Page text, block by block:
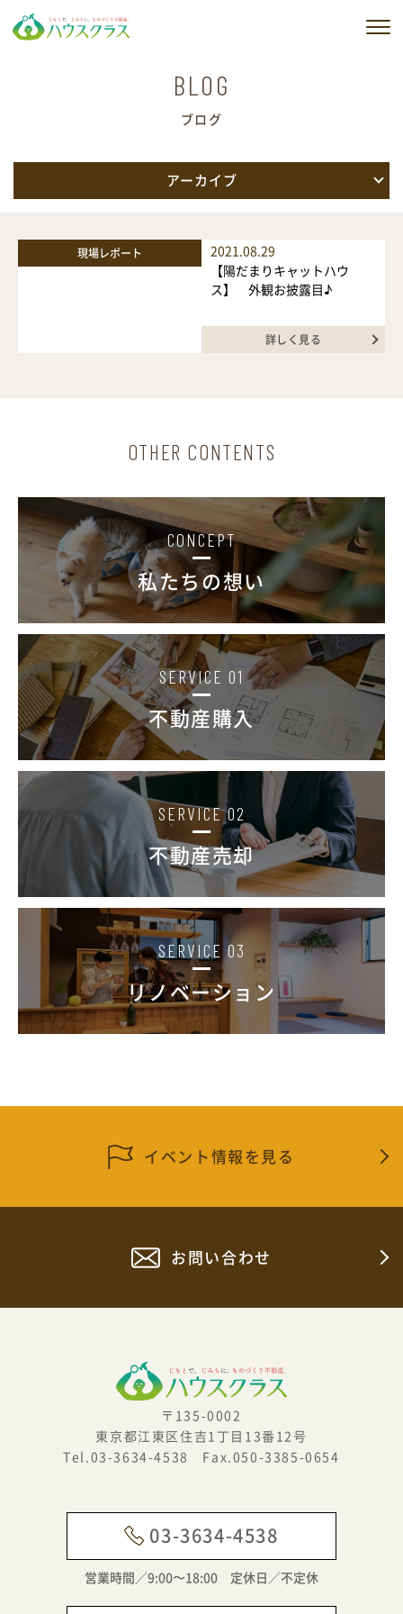
建築実例
会社情報
お問い合わせ
BLOG
ブログ
アーカイブ
現場レポート
2021.08.29
【陽だまりキャットハウ
ス】 外観お披露目♪
詳しく見る
OTHER CONTENTS
CONCEPT
私たちの想い
SERVICE 01
不動産購入
SERVICE 02
不動産売却
SERVICE 03
リノベーション
イベント情報を見る
お問い合わせ
〒135-0002
東京都江東区住吉1丁目13番12号
Tel.03-3634-4538 Fax.050-3385-0654
03-3634-4538
営業時間／9:00〜18:00 定休日／不定休